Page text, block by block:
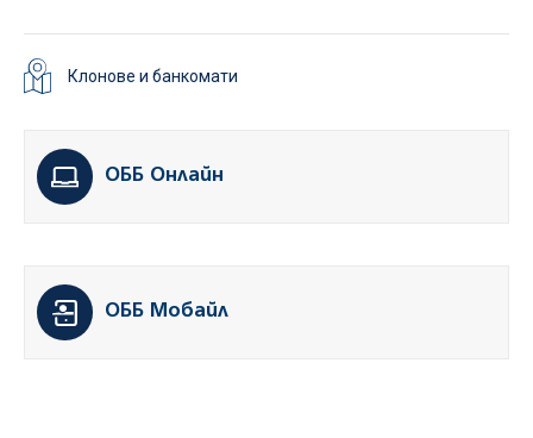
Клонове и банкомати
ОББ Онлайн
ОББ Мобайл